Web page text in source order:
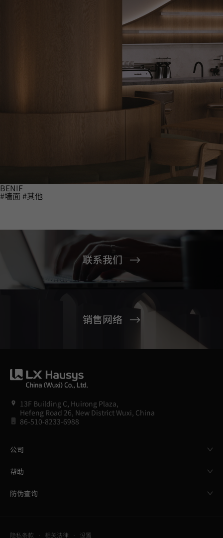
BENIF
#墙面 #其他
联系我们
销售网络
13F Building C, Huirong Plaza,
Hefeng Road 26, New District Wuxi, China
86-510-8233-6988
公司
帮助
防伪查询
隐私条款 相关法律 设置